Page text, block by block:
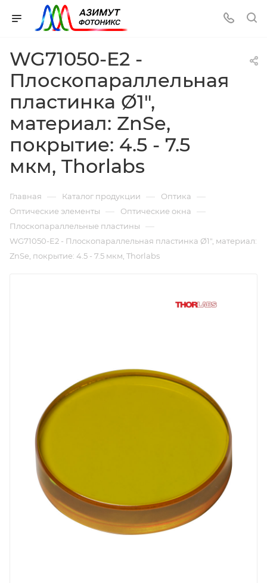
WG71050-E2 -
Плоскопараллельная
пластинка Ø1",
материал: ZnSe,
покрытие: 4.5 - 7.5
мкм, Thorlabs
Главная — Каталог продукции — Оптика —
Оптические элементы — Оптические окна —
Плоскопараллельные пластины —
WG71050-E2 - Плоскопараллельная пластинка Ø1", материал:
ZnSe, покрытие: 4.5 - 7.5 мкм, Thorlabs